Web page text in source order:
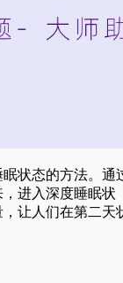
状态的方法。通
进入深度睡眠状
让人们在第二天